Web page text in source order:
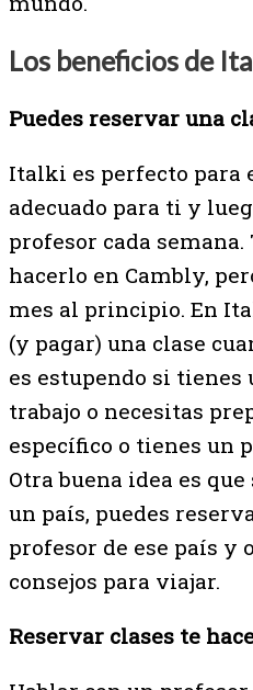
Los beneficios de
Puedes reservar una
Italki es perfecto para
adecuado para ti y
profesor cada
hacerlo en Cambly,
mes al principio. En
(y pagar) una clase
es estupendo si
trabajo o necesitas
específico o tienes un
Otra buena idea es
un país, puedes
profesor de ese país y
consejos para viajar.
Reservar clases te